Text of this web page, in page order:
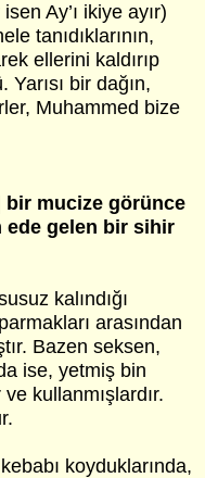
Ay’ı ikiye ayır)
tanıdıklarının,
ellerini kaldırıp
bir dağın,
Muhammed bize
bir mucize görünce
ede gelen bir sihir
kalındığı
arasından
Bazen seksen,
ise, yetmiş bin
kullanmışlardır.
koyduklarında,